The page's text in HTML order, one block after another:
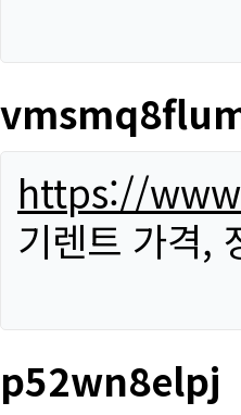
https://
기렌트 가격,
p52wn8elpj